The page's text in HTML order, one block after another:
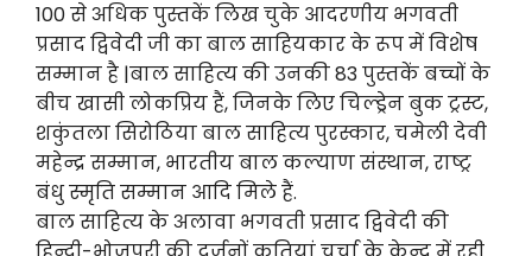
100 से अधिक पुस्तकें लिख चुके आदरणीय भगवती
प्रसाद द्विवेदी जी का बाल साहियकार के रूप में विशेष
सम्मान है |बाल साहित्य की उनकी 83 पुस्तकें बच्चों के
बीच खासी लोकप्रिय हैं, जिनके लिए चिल्ड्रेन बुक ट्रस्ट,
शकुंतला सिरोठिया बाल साहित्य पुरस्कार, चमेली देवी
महेन्द्र सम्मान, भारतीय बाल कल्याण संस्थान, राष्ट्र
बंधु स्मृति सम्मान आदि मिले हैं.
बाल साहित्य के अलावा भगवती प्रसाद द्विवेदी की